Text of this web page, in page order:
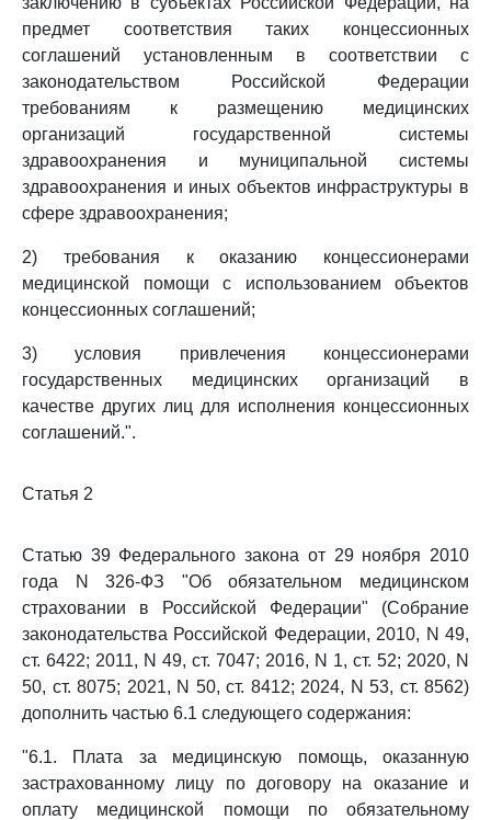
предмет соответствия таких концессионных
соглашений установленным в соответствии с
законодательством Российской Федерации
требованиям к размещению медицинских
организаций государственной системы
здравоохранения и муниципальной системы
здравоохранения и иных объектов инфраструктуры в
сфере здравоохранения;
2) требования к оказанию концессионерами
медицинской помощи с использованием объектов
концессионных соглашений;
3) условия привлечения концессионерами
государственных медицинских организаций в
качестве других лиц для исполнения концессионных
соглашений.".
Статья 2
Статью 39 Федерального закона от 29 ноября 2010
года N 326-ФЗ "Об обязательном медицинском
страховании в Российской Федерации" (Собрание
законодательства Российской Федерации, 2010, N 49,
ст. 6422; 2011, N 49, ст. 7047; 2016, N 1, ст. 52; 2020, N
50, ст. 8075; 2021, N 50, ст. 8412; 2024, N 53, ст. 8562)
дополнить частью 6.1 следующего содержания:
"6.1. Плата за медицинскую помощь, оказанную
застрахованному лицу по договору на оказание и
оплату медицинской помощи по обязательному